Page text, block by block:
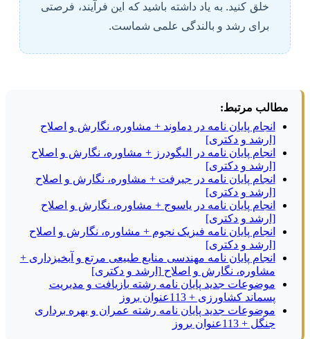
خلق کنید. به یاد داشته باشید که این فرآیند، فرصتی
برای رشد و بالندگی علمی شماست.
مطالب مرتبط:
انجام پایان نامه در دماوند + مشاوره، نگارش و اصلاح
[ارشد و دکتری]
انجام پایان نامه در الیگودرز + مشاوره، نگارش و اصلاح
[ارشد و دکتری]
انجام پایان نامه در جیرفت + مشاوره، نگارش و اصلاح
[ارشد و دکتری]
انجام پایان نامه در یاسوج + مشاوره، نگارش و اصلاح
[ارشد و دکتری]
انجام پایان نامه فیزیک نجوم + مشاوره، نگارش و اصلاح
[ارشد و دکتری]
انجام پایان نامه مهندسی منابع طبیعی مرتع و آبخیزداری +
مشاوره، نگارش و اصلاح [ارشد و دکتری]
موضوعات جدید پایان نامه رشته بازیافت و مدیریت
پسماند کشاورزی + 113عنوان بروز
موضوعات جدید پایان نامه رشته عمران و بهره برداری
جنگل + 113عنوان بروز